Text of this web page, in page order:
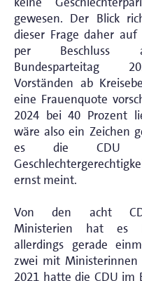
gewesen. Der Blick
dieser Frage daher auf
per Beschluss
Bundesparteitag
Vorständen ab
eine Frauenquote
2024 bei 40 Prozent
wäre also ein Zeichen
es die CDU
ernst meint.
Von den acht
Ministerien hat es
allerdings gerade
zwei mit Ministerinnen
2021 hatte die CDU im